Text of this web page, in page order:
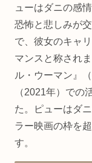
ューはダニの感
恐怖と悲しみが
で、彼女のキャ
マンスと称され
ル・ウーマン』
（2021年）での
た。ピューはダ
ラー映画の枠を
す。